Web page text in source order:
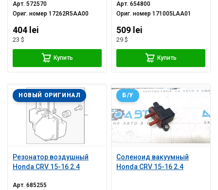
Арт.572570
Ориг. номер17262R5AA00
404 lei
23 $
Купить
Арт.654800
Ориг. номер171005LAA01
509 lei
29 $
Купить
Резонатор воздушный
Honda CRV 15-16 2.4
НОВЫЙ ОРИГИНАЛ
Арт.685255
Соленоид вакуумный
Honda CRV 15-16 2.4
Б/У